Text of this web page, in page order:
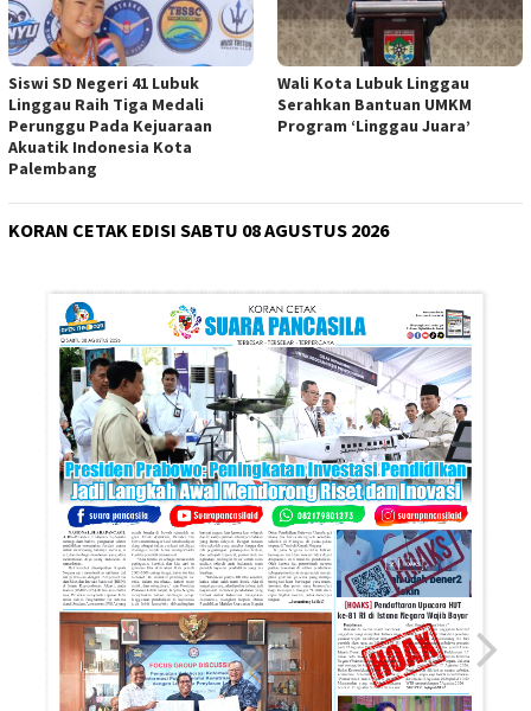
Siswi SD Negeri 41 Lubuk
Linggau Raih Tiga Medali
Perunggu Pada Kejuaraan
Akuatik Indonesia Kota
Palembang
Wali Kota Lubuk Linggau
Serahkan Bantuan UMKM
Program ‘Linggau Juara’
KORAN CETAK EDISI SABTU 08 AGUSTUS 2026